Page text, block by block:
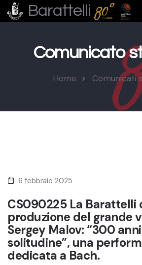
Barattelli
Comunicato
Home Comunicati
6 febbraio 2025
CS090225 La Barattelli
produzione del grande
Sergey Malov: “300
solitudine”, una
dedicata a Bach.